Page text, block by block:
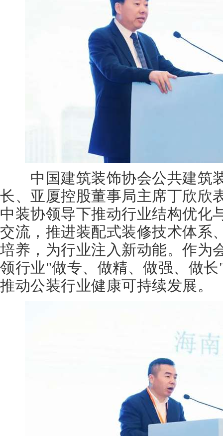
中国建筑装饰协会公共建筑
长、亚厦控股董事局主席丁欣欣
中装协领导下推动行业结构优化
交流，推进装配式装修技术体系
培养，为行业注入新动能。作为
领行业"做专、做精、做强、做
推动公装行业健康可持续发展。